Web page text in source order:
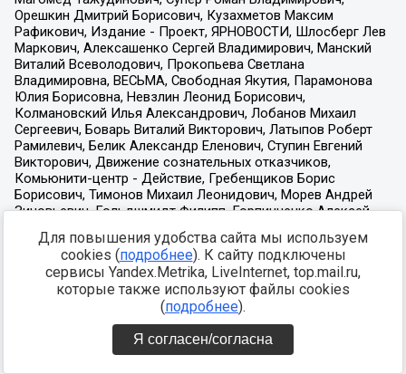
Для повышения удобства сайта мы используем
cookies (подробнее). К сайту подключены
сервисы Yandex.Metrika, LiveInternet, top.mail.ru,
которые также используют файлы cookies
(подробнее).
Я согласен/согласна